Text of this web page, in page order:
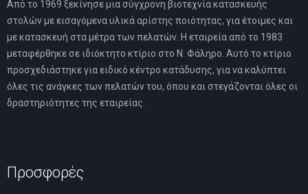
Από το 1969 ξεκίνησε μια σύγχρονη βιοτεχνία κατασκευής
στολών με εισαγόμενα υλικά αρίστης ποιότητας, για έτοιμες και
με κατασκευή στα μέτρα των πελατών. Η εταιρεία από το 1983
μεταφέρθηκε σε ιδιόκτητο κτίριο στο Ν. Φάληρο. Αυτό το κτίριο
προσχεδιάστηκε για ειδικό κέντρο κατάδυσης, για να καλύπτει
όλες τις ανάγκες των πελατών του, όπου και στεγάζονται όλες οι
δραστηριότητες της εταιρείας.
Προσφορές